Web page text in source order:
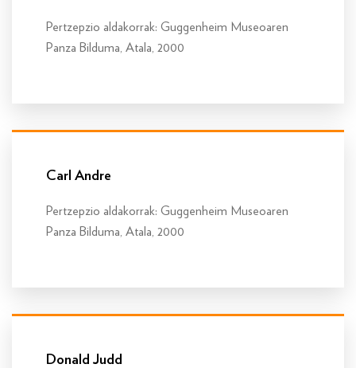
Pertzepzio aldakorrak: Guggenheim Museoaren
Panza Bilduma, Atala, 2000
Carl Andre
Pertzepzio aldakorrak: Guggenheim Museoaren
Panza Bilduma, Atala, 2000
Donald Judd